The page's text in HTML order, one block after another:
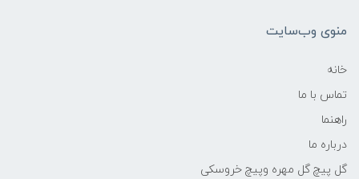
منوی وب‌سایت
خانه
تماس با ما
راهنما
درباره ما
گل پیچ گل مهره وپیچ خروسکی